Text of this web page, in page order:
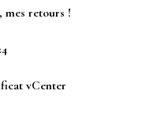
retours !
vCenter